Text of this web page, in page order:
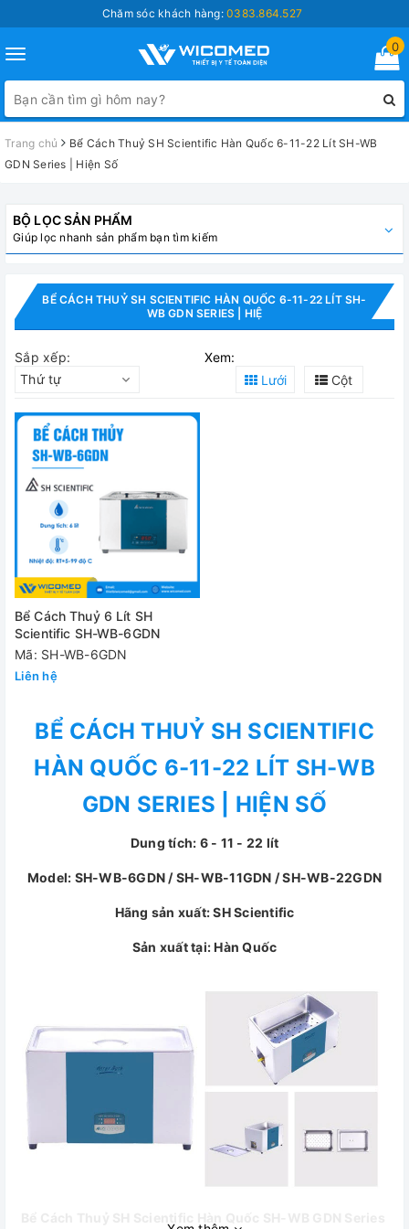
Chăm sóc khách hàng:0383.864.527
Toggle
navigation
0
Trang chủ
Bể Cách Thuỷ SH Scientific Hàn Quốc 6-11-22 Lít SH-WB
GDN Series | Hiện Số
BỘ LỌC SẢN PHẨM
Giúp lọc nhanh sản phẩm bạn tìm kiếm
BỂ CÁCH THUỶ SH SCIENTIFIC HÀN QUỐC 6-11-22 LÍT SH-
WB GDN SERIES | HIỆ
Sắp xếp:
Thứ tự
Xem:
Lưới
Cột
Bể Cách Thuỷ 6 Lít SH
Scientific SH-WB-6GDN
Mã: SH-WB-6GDN
Liên hệ
BỂ CÁCH THUỶ SH SCIENTIFIC
HÀN QUỐC 6-11-22 LÍT SH-WB
GDN SERIES | HIỆN SỐ
Dung tích: 6 - 11 - 22 lít
Model: SH-WB-6GDN / SH-WB-11GDN / SH-WB-22GDN
Hãng sản xuất: SH Scientific
Sản xuất tại: Hàn Quốc